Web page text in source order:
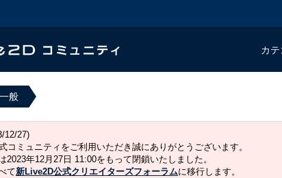
カテ
一般
12/27)
コミュニティをご利用いただき誠にありがとうございます。
2023年12月27日 11:00をもって閉鎖いたしました。
て新Live2D公式クリエイターズフォーラムに移行します。